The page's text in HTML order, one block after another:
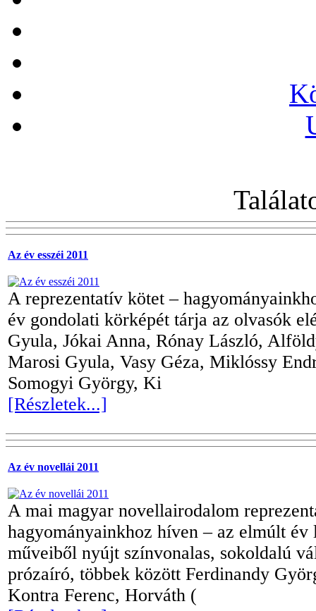
Az év esszéi 2011
A reprezentatív kötet –
év gondolati körképét tárja az olvasók
Gyula, Jókai Anna, Rónay László,
Marosi Gyula, Vasy Géza, Miklóssy
Somogyi György, Ki
[Részletek...]
Az év novellái 2011
A mai magyar novellairodalom
hagyományainkhoz híven – az elmúlt
műveiből nyújt színvonalas, sokoldalú
prózaíró, többek között Ferdinandy
Kontra Ferenc, Horváth (